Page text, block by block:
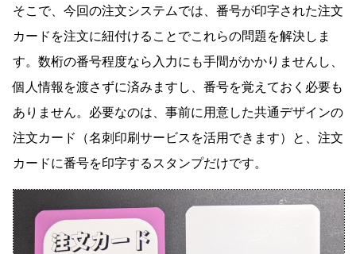
そこで、今回の注文システムでは、番号が印字された注文
カードを注文に紐付けることでこれらの問題を解決しま
す。数桁の番号程度なら入力にも手間がかかりませんし、
個人情報を渡さずに済みますし、番号を覚えておく必要も
ありません。必要なのは、事前に用意した共通デザインの
注文カード（名刺印刷サービスを活用できます）と、注文
カードに番号を印字するスタンプだけです。